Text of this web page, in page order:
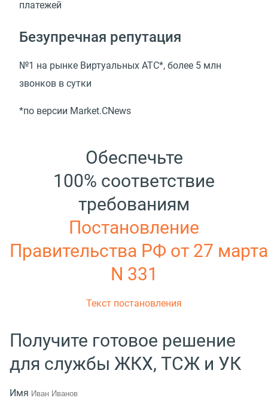
платежей
Безупречная репутация
№1 на рынке Виртуальных АТС*, более 5 млн
звонков в сутки
*по версии Market.CNews
Обеспечьте
100% соответствие
требованиям
Постановление
Правительства РФ от 27
N 331
Текст постановления
Получите готовое решение
для службы ЖКХ, ТСЖ и УК
Имя